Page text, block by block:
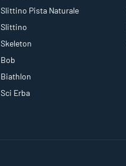
Slittino Pista Naturale
Slittino
Skeleton
Bob
Biathlon
Sci Erba